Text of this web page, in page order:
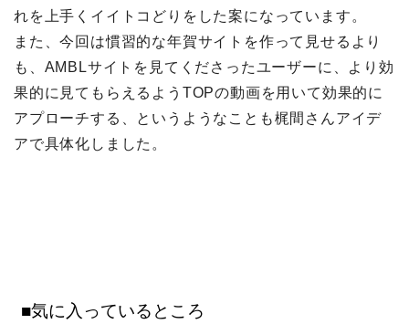
れを上手くイイトコどりをした案になっています。
また、今回は慣習的な年賀サイトを作って見せるより
も、AMBLサイトを見てくださったユーザーに、より効
果的に見てもらえるようTOPの動画を用いて効果的に
アプローチする、というようなことも梶間さんアイデ
アで具体化しました。
■気に入っているところ